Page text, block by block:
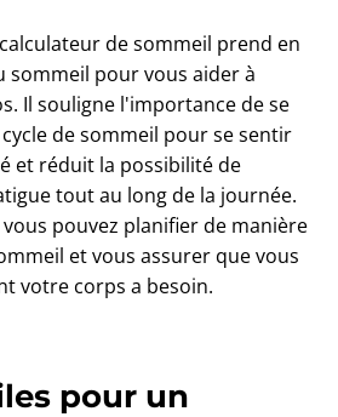
de sommeil prend en
sommeil pour vous aider à
Il souligne l'importance de se
de sommeil pour se sentir
et réduit la possibilité de
tout au long de la journée.
pouvez planifier de manière
et vous assurer que vous
votre corps a besoin.
pour un